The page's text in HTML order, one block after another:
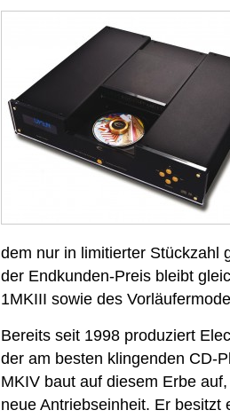
dem nur in limitierter Stückzahl
der Endkunden-Preis bleibt
1MKIII sowie des
Bereits seit 1998 produziert
der am besten klingenden CD-
MKIV baut auf diesem Erbe
neue Antriebseinheit. Er